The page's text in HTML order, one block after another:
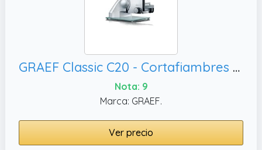
GRAEF Classic C20 - Cortafiambres eléctrico, plateado
Nota: 9
Marca: GRAEF.
Ver precio